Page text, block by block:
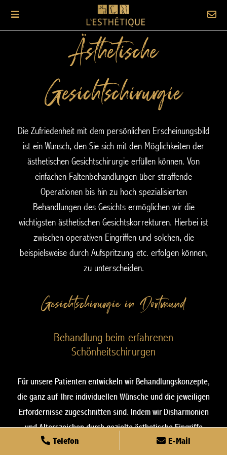
Telefon E-Mail
Ästhetische
Gesichtschirurgie
Die Zufriedenheit mit dem persönlichen Erscheinungsbild
ist ein Wunsch, den Sie sich mit den Möglichkeiten der
ästhetischen Gesichtschirurgie erfüllen können. Von
einfachen Faltenbehandlungen über straffende
Operationen bis hin zu hoch spezialisierten
Behandlungen des Gesichts ermöglichen wir die
wichtigsten ästhetischen Gesichtskorrekturen. Hierbei ist
zwischen operativen Eingriffen und solchen, die
beispielsweise durch Aufspritzung etc. erfolgen können,
zu unterscheiden.
Gesichtschirurgie in Dortmund
Behandlung beim erfahrenen
Schönheitschirurgen
Für unsere Patienten entwickeln wir Behandlungskonzepte,
die ganz auf Ihre individuellen Wünsche und die jeweiligen
Erfordernisse zugeschnitten sind. Indem wir Disharmonien
und Alterszeichen durch gezielte ästhetische Eingriffe
korrigieren, erhält Ihr Gesicht eine natürlich wirkende